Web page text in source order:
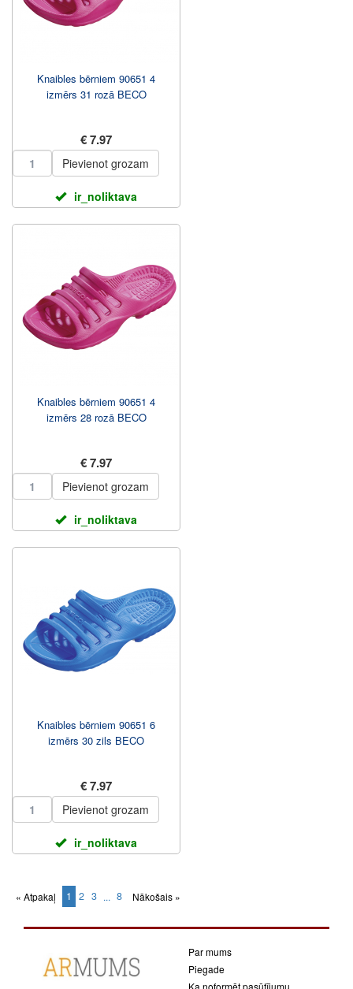
Knaibles bērniem 90651 4
izmērs 31 rozā BECO
€ 7.97
Pievienot grozam
ir_noliktava
Knaibles bērniem 90651 4
izmērs 28 rozā BECO
€ 7.97
Pievienot grozam
ir_noliktava
Knaibles bērniem 90651 6
izmērs 30 zils BECO
€ 7.97
Pievienot grozam
ir_noliktava
« Atpakaļ 1 (current)
2 3 ... 8 Nākošais »
Par mums
Piegade
Ka noformēt pasūtījumu